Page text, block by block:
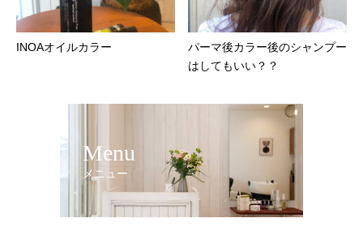
INOAオイルカラー
パーマ後カラー後のシャンプー
はしてもいい？？
Menu
メニュー